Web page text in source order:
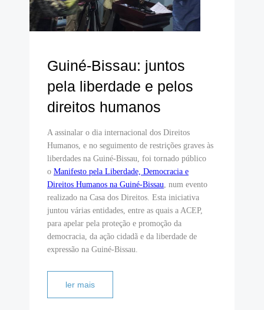
Guiné-Bissau: juntos
pela liberdade e pelos
direitos humanos
A assinalar o dia internacional dos Direitos
Humanos, e no seguimento de restrições graves às
liberdades na Guiné-Bissau, foi tornado público
o Manifesto pela Liberdade, Democracia e
Direitos Humanos na Guiné-Bissau, num evento
realizado na Casa dos Direitos. Esta iniciativa
juntou várias entidades, entre as quais a ACEP,
para apelar pela proteção e promoção da
democracia, da ação cidadã e da liberdade de
expressão na Guiné-Bissau.
ler mais